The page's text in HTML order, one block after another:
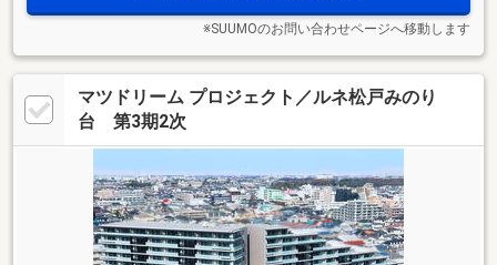
※SUUMOのお問い合わせページへ移動します
マツドリーム プロジェクト／ルネ松戸みのり
台 第3期2次